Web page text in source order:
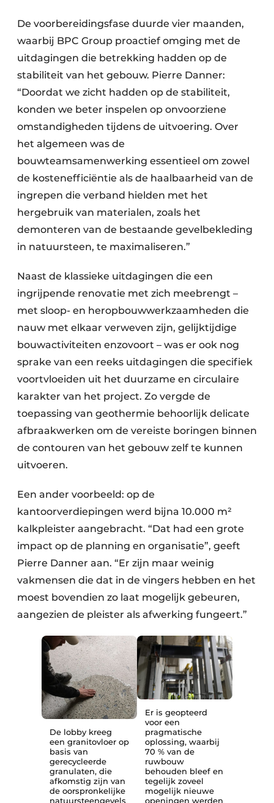
De voorbereidingsfase duurde vier maanden,
waarbij BPC Group proactief omging met de
uitdagingen die betrekking hadden op de
stabiliteit van het gebouw. Pierre Danner:
“Doordat we zicht hadden op de stabiliteit,
konden we beter inspelen op onvoorziene
omstandigheden tijdens de uitvoering. Over
het algemeen was de
bouwteamsamenwerking essentieel om zowel
de kostenefficiëntie als de haalbaarheid van de
ingrepen die verband hielden met het
hergebruik van materialen, zoals het
demonteren van de bestaande gevelbekleding
in natuursteen, te maximaliseren.”
Naast de klassieke uitdagingen die een
ingrijpende renovatie met zich meebrengt –
met sloop- en heropbouwwerkzaamheden die
nauw met elkaar verweven zijn, gelijktijdige
bouwactiviteiten enzovoort – was er ook nog
sprake van een reeks uitdagingen die specifiek
voortvloeiden uit het duurzame en circulaire
karakter van het project. Zo vergde de
toepassing van geothermie behoorlijk delicate
afbraakwerken om de vereiste boringen binnen
de contouren van het gebouw zelf te kunnen
uitvoeren.
Een ander voorbeeld: op de
kantoorverdiepingen werd bijna 10.000 m²
kalkpleister aangebracht. “Dat had een grote
impact op de planning en organisatie”, geeft
Pierre Danner aan. “Er zijn maar weinig
vakmensen die dat in de vingers hebben en het
moest bovendien zo laat mogelijk gebeuren,
aangezien de pleister als afwerking fungeert.”
De lobby kreeg
een granitovloer op
basis van
gerecycleerde
granulaten, die
afkomstig zijn van
de oorspronkelijke
natuursteengevels
Er is geopteerd
voor een
pragmatische
oplossing, waarbij
70 % van de
ruwbouw
behouden bleef en
tegelijk zoveel
mogelijk nieuwe
openingen werden